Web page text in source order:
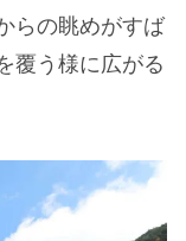
らの眺めがすば
覆う様に広がる